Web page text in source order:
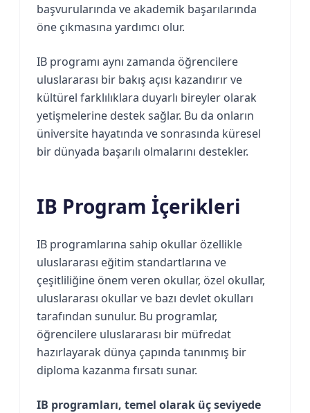
başvurularında ve akademik başarılarında
öne çıkmasına yardımcı olur.
IB programı aynı zamanda öğrencilere
uluslararası bir bakış açısı kazandırır ve
kültürel farklılıklara duyarlı bireyler olarak
yetişmelerine destek sağlar. Bu da onların
üniversite hayatında ve sonrasında küresel
bir dünyada başarılı olmalarını destekler.
IB Program İçerikleri
IB programlarına sahip okullar özellikle
uluslararası eğitim standartlarına ve
çeşitliliğine önem veren okullar, özel okullar,
uluslararası okullar ve bazı devlet okulları
tarafından sunulur. Bu programlar,
öğrencilere uluslararası bir müfredat
hazırlayarak dünya çapında tanınmış bir
diploma kazanma fırsatı sunar.
IB programları, temel olarak üç seviyede